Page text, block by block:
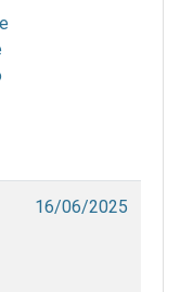
16/06/2025